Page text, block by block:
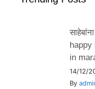
in
14/12/
By